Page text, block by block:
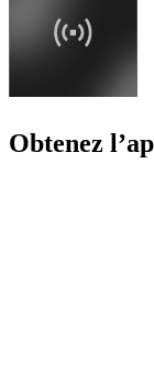
Obtenez